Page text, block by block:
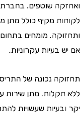
שוטפים. בחברת
מקיף כולל מתן מענה
מומחים בתחום
עקרוניות.
נכונה של התריסים
מתן שירות על ידי
שעשויות להתרחש